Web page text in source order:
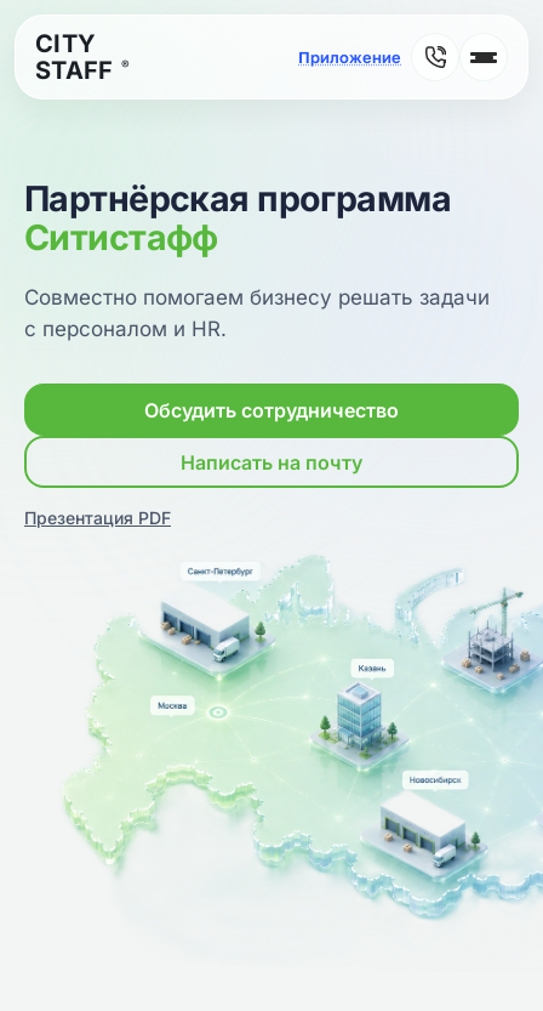
CITY
STAFF
®
Партнёрская программа
Ситистафф
Совместно помогаем бизнесу решать задачи
с персоналом и HR.
Обсудить сотрудничество
Написать на почту
Презентация PDF